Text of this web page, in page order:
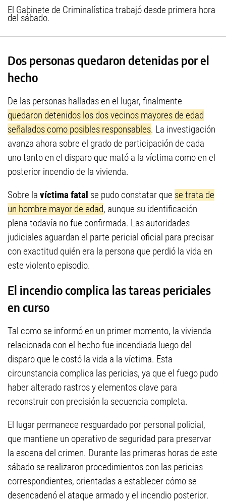
El Gabinete de Criminalística trabajó desde primera hora
del sábado.
Dos personas quedaron detenidas por el
hecho
De las personas halladas en el lugar, finalmente
quedaron detenidos los dos vecinos mayores de edad
señalados como posibles responsables. La investigación
avanza ahora sobre el grado de participación de cada
uno tanto en el disparo que mató a la víctima como en el
posterior incendio de la vivienda.
Sobre la víctima fatal se pudo constatar que se trata de
un hombre mayor de edad, aunque su identificación
plena todavía no fue confirmada. Las autoridades
judiciales aguardan el parte pericial oficial para precisar
con exactitud quién era la persona que perdió la vida en
este violento episodio.
El incendio complica las tareas periciales
en curso
Tal como se informó en un primer momento, la vivienda
relacionada con el hecho fue incendiada luego del
disparo que le costó la vida a la víctima. Esta
circunstancia complica las pericias, ya que el fuego pudo
haber alterado rastros y elementos clave para
reconstruir con precisión la secuencia completa.
El lugar permanece resguardado por personal policial,
que mantiene un operativo de seguridad para preservar
la escena del crimen. Durante las primeras horas de este
sábado se realizaron procedimientos con las pericias
correspondientes, orientadas a establecer cómo se
desencadenó el ataque armado y el incendio posterior.